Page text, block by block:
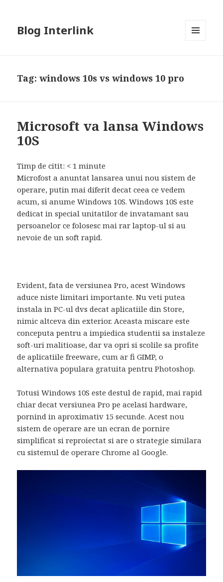
Blog Interlink
Tag:windows 10s vs windows 10 pro
Microsoft va lansa Windows
10S
Timp de citit: < 1 minute
Microfost a anuntat lansarea unui nou sistem de
operare, putin mai diferit decat ceea ce vedem
acum, si anume Windows 10S. Windows 10S este
dedicat in special unitatilor de invatamant sau
persoanelor ce folosesc mai rar laptop-ul si au
nevoie de un soft rapid.
Evident, fata de versiunea Pro, acest Windows
aduce niste limitari importante. Nu veti putea
instala in PC-ul dvs decat aplicatiile din Store,
nimic altceva din exterior. Aceasta miscare este
conceputa pentru a impiedica studentii sa instaleze
soft-uri malitioase, dar va opri si scolile sa profite
de aplicatiile freeware, cum ar fi GIMP, o
alternativa populara gratuita pentru Photoshop.
Totusi Windows 10S este destul de rapid, mai rapid
chiar decat versiunea Pro pe acelasi hardware,
pornind in aproximativ 15 secunde. Acest nou
sistem de operare are un ecran de pornire
simplificat si reproiectat si are o strategie similara
cu sistemul de operare Chrome al Google.